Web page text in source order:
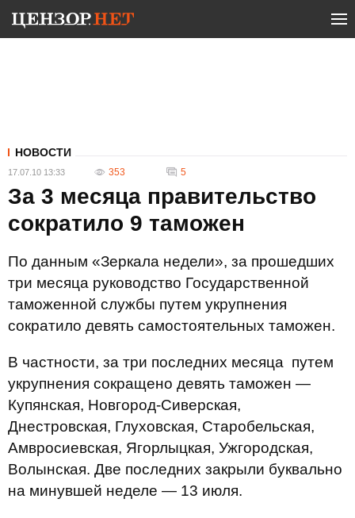
НОВОСТИ
17.07.10 13:33 353 5
За 3 месяца правительство
сократило 9 таможен
По данным «Зеркала недели», за прошедших
три месяца руководство Государственной
таможенной службы путем укрупнения
сократило девять самостоятельных таможен.
В частности, за три последних месяца путем
укрупнения сокращено девять таможен —
Купянская, Новгород-Сиверская,
Днестровская, Глуховская, Старобельская,
Амвросиевская, Ягорлыцкая, Ужгородская,
Волынская. Две последних закрыли буквально
на минувшей неделе — 13 июля.